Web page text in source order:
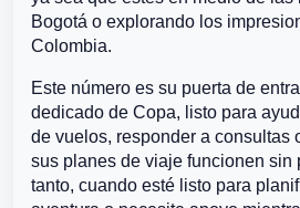
Bogotá o explorando los
Colombia.
Este número es su puerta de
dedicado de Copa, listo para
de vuelos, responder a consultas
sus planes de viaje funcionen sin
tanto, cuando esté listo para